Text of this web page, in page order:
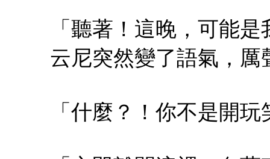
「聽著！這晚，可能
云尼突然變了語氣，厲
「什麼？！你不是開